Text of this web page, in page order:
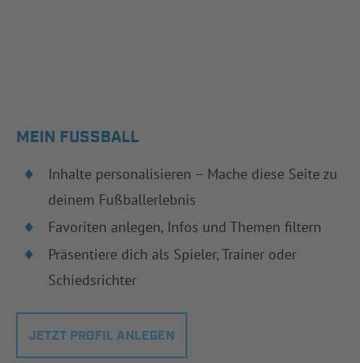
MEIN FUSSBALL
Inhalte personalisieren – Mache diese Seite zu
deinem Fußballerlebnis
Favoriten anlegen, Infos und Themen filtern
Präsentiere dich als Spieler, Trainer oder
Schiedsrichter
JETZT PROFIL ANLEGEN